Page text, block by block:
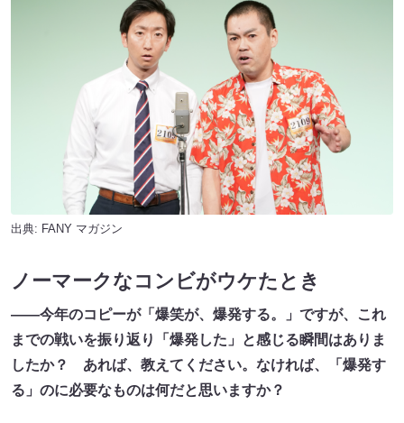
出典: FANY マガジン
ノーマークなコンビがウケたとき
――今年のコピーが「爆笑が、爆発する。」ですが、これ
までの戦いを振り返り「爆発した」と感じる瞬間はありま
したか？ あれば、教えてください。なければ、「爆発す
る」のに必要なものは何だと思いますか？